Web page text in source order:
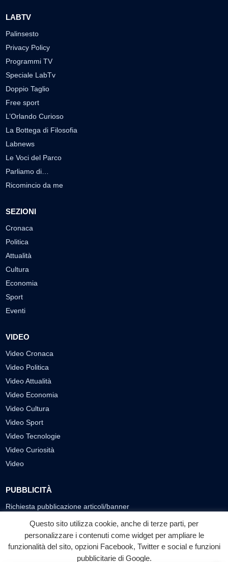
LABTV
Palinsesto
Privacy Policy
Programmi TV
Speciale LabTv
Doppio Taglio
Free sport
L’Orlando Curioso
La Bottega di Filosofia
Labnews
Le Voci del Parco
Parliamo di…
Ricomincio da me
SEZIONI
Cronaca
Politica
Attualità
Cultura
Economia
Sport
Eventi
VIDEO
Video Cronaca
Video Politica
Video Attualità
Video Economia
Video Cultura
Video Sport
Video Tecnologie
Video Curiosità
Video
PUBBLICITÀ
Richiesta pubblicazione articoli/banner
SEGUICI SUI SOCIAL
f ◎ ▶
Questo sito utilizza cookie, anche di terze parti, per
personalizzare i contenuti come widget per ampliare le
funzionalità del sito, opzioni Facebook, Twitter e social e funzioni
pubblicitarie di Google.